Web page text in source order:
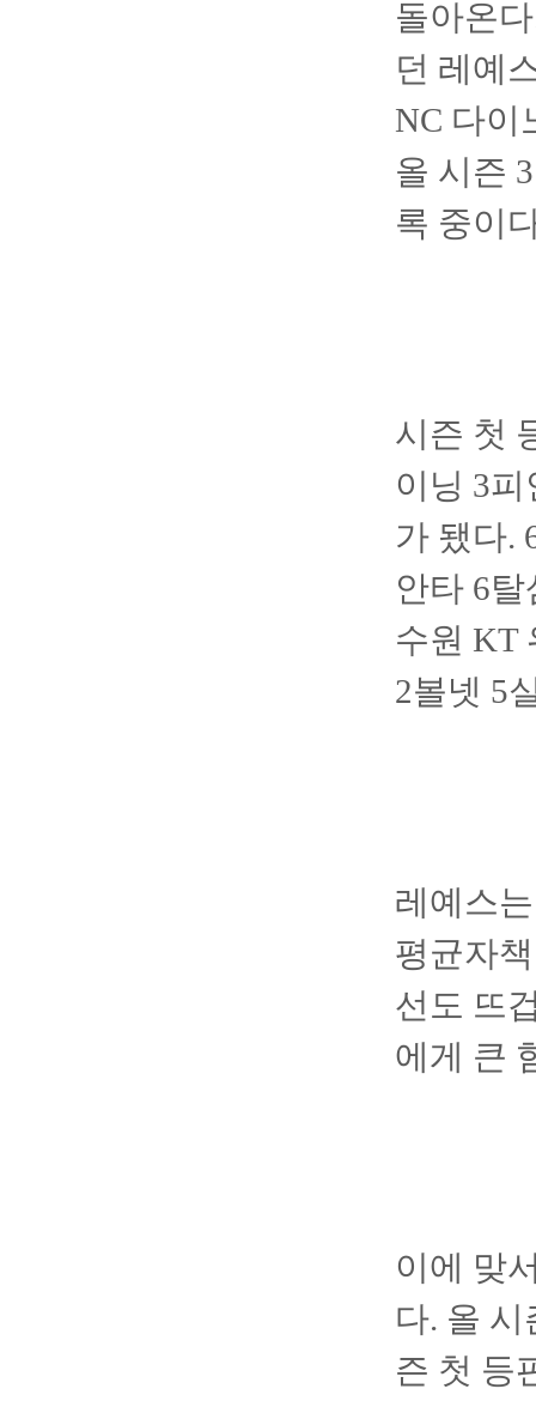
돌아온
던 레예
NC 다이
올 시즌
록 중이
시즌 첫
이닝 3
가 됐다.
안타 6
수원 KT
2볼넷 5
레예스
평균자
선도 뜨
에게 큰
이에 맞
다. 올 시
즌 첫 등